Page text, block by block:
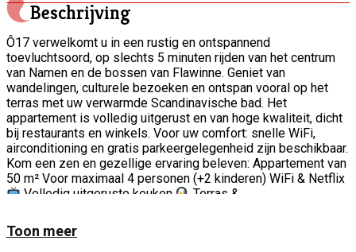
Beschrijving
Ô17 verwelkomt u in een rustig en ontspannend
toevluchtsoord, op slechts 5 minuten rijden van het centrum
van Namen en de bossen van Flawinne. Geniet van
wandelingen, culturele bezoeken en ontspan vooral op het
terras met uw verwarmde Scandinavische bad. Het
appartement is volledig uitgerust en van hoge kwaliteit, dicht
bij restaurants en winkels. Voor uw comfort: snelle WiFi,
airconditioning en gratis parkeergelegenheid zijn beschikbaar.
Kom een zen en gezellige ervaring beleven: Appartement van
50 m² Voor maximaal 4 personen (+2 kinderen) WiFi & Netflix
Volledig uitgeruste keuken
Terras &
hutbed, perfect voor jong en oud!
Het Scandinavische bad is de belangrijkste troef van de
Toon meer